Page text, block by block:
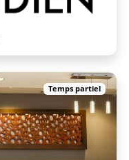
Temps partiel